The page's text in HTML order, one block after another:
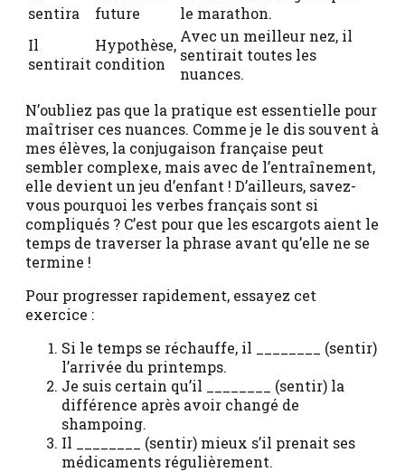
sentira
future
le marathon.
Il
sentirait
Hypothèse,
condition
Avec un meilleur nez, il
sentirait toutes les
nuances.
N’oubliez pas que la pratique est essentielle pour
maîtriser ces nuances. Comme je le dis souvent à
mes élèves, la conjugaison française peut
sembler complexe, mais avec de l’entraînement,
elle devient un jeu d’enfant ! D’ailleurs, savez-
vous pourquoi les verbes français sont si
compliqués ? C’est pour que les escargots aient le
temps de traverser la phrase avant qu’elle ne se
termine !
Pour progresser rapidement, essayez cet
exercice :
Si le temps se réchauffe, il ________ (sentir)
l’arrivée du printemps.
Je suis certain qu’il ________ (sentir) la
différence après avoir changé de
shampoing.
Il ________ (sentir) mieux s’il prenait ses
médicaments régulièrement.